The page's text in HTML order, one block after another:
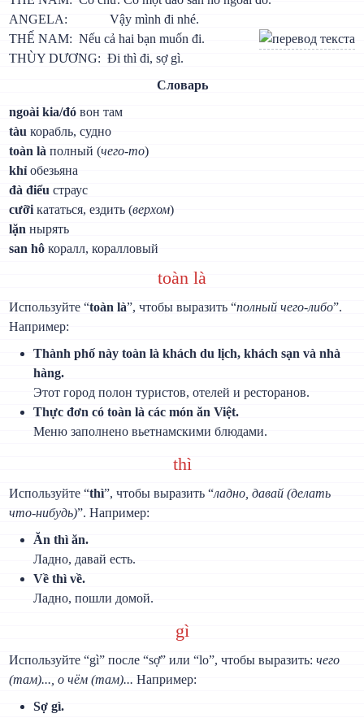
ANGELA: Vậy mình đi nhé.
THẾ NAM: Nếu cả hai bạn muốn đi.
THÙY DƯƠNG: Đi thì đi, sợ gì.
Словарь
ngoài kia/đó вон там
tàu корабль, судно
toàn là полный (чего-то)
khỉ обезьяна
đà điểu страус
cưỡi кататься, ездить (верхом)
lặn нырять
san hô коралл, коралловый
toàn là
Используйте “toàn là”, чтобы выразить “полный чего-либо”.
Например:
Thành phố này toàn là khách du lịch, khách sạn và nhà
hàng.
Этот город полон туристов, отелей и ресторанов.
Thực đơn có toàn là các món ăn Việt.
Меню заполнено вьетнамскими блюдами.
thì
Используйте “thì”, чтобы выразить “ладно, давай (делать
что-нибудь)”. Например:
Ăn thì ăn.
Ладно, давай есть.
Về thì về.
Ладно, пошли домой.
gì
Используйте “gì” после “sợ” или “lo”, чтобы выразить:чего
(там)..., о чём (там)... Например:
Sợ gì.